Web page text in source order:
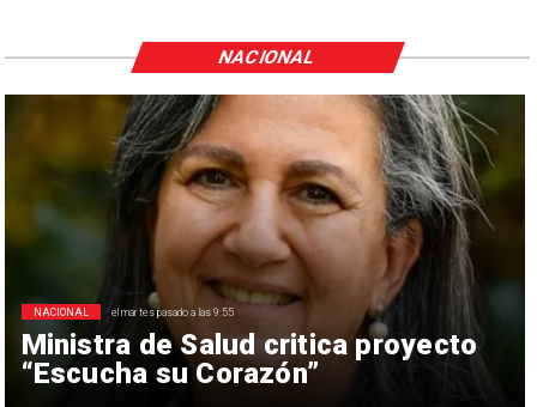
Ministra de Salud critica proyecto
“Escucha su Corazón”
NACIONAL el martes pasado a las 9:55
NACIONAL